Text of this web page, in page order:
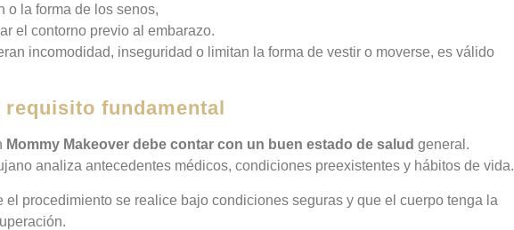
o la forma de los senos,
el contorno previo al embarazo.
incomodidad, inseguridad o limitan la forma de vestir o moverse, es válido
fundamental
Mommy Makeover debe contar con un buen estado de salud general.
analiza antecedentes médicos, condiciones preexistentes y hábitos de vida.
el procedimiento se realice bajo condiciones seguras y que el cuerpo tenga la